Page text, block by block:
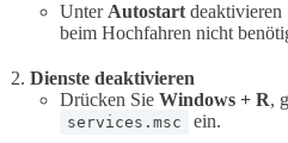
Unter Autostart deaktivieren
beim Hochfahren nicht
Dienste deaktivieren
Drücken Sie Windows + R,
services.msc
ein.